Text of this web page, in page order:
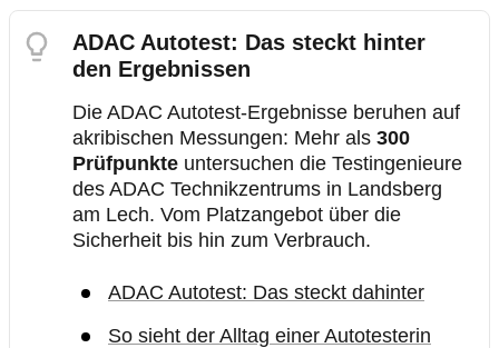
ADAC Autotest: Das steckt hinter
den Ergebnissen
Die ADAC Autotest-Ergebnisse beruhen auf
akribischen Messungen: Mehr als 300
Prüfpunkte untersuchen die Testingenieure
des ADAC Technikzentrums in Landsberg
am Lech. Vom Platzangebot über die
Sicherheit bis hin zum Verbrauch.
ADAC Autotest: Das steckt dahinter
So sieht der Alltag einer Autotesterin